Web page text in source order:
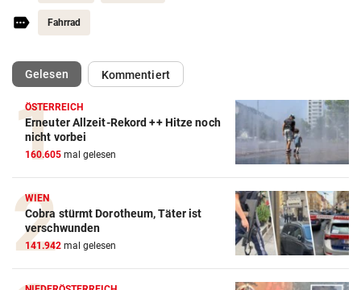
Fahrrad
Gelesen(ausgewählt)Kommentiert
ÖSTERREICH
Erneuter Allzeit-Rekord ++ Hitze noch
nicht vorbei
160.605 mal gelesen
WIEN
Cobra stürmt Dorotheum, Täter ist
verschwunden
141.942 mal gelesen